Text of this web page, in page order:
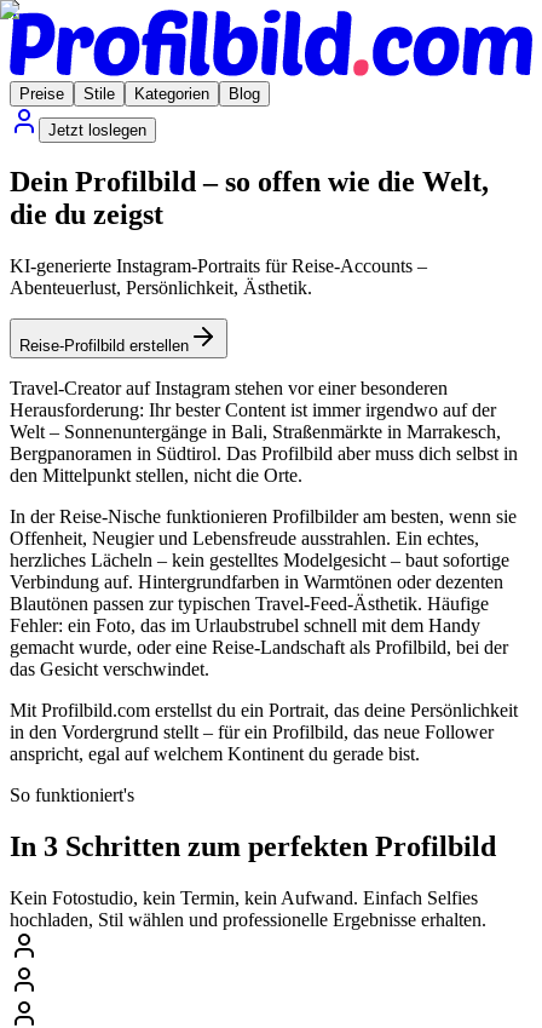
Preise Stile Kategorien
Blog
Jetzt loslegen
Dein Profilbild – so offen wie die Welt,
die du zeigst
KI-generierte Instagram-Portraits für Reise-Accounts –
Abenteuerlust, Persönlichkeit, Ästhetik.
Reise-Profilbild erstellen
Travel-Creator auf Instagram stehen vor einer besonderen
Herausforderung: Ihr bester Content ist immer irgendwo auf der
Welt – Sonnenuntergänge in Bali, Straßenmärkte in Marrakesch,
Bergpanoramen in Südtirol. Das Profilbild aber muss dich selbst in
den Mittelpunkt stellen, nicht die Orte.
In der Reise-Nische funktionieren Profilbilder am besten, wenn sie
Offenheit, Neugier und Lebensfreude ausstrahlen. Ein echtes,
herzliches Lächeln – kein gestelltes Modelgesicht – baut sofortige
Verbindung auf. Hintergrundfarben in Warmtönen oder dezenten
Blautönen passen zur typischen Travel-Feed-Ästhetik. Häufige
Fehler: ein Foto, das im Urlaubstrubel schnell mit dem Handy
gemacht wurde, oder eine Reise-Landschaft als Profilbild, bei der
das Gesicht verschwindet.
Mit Profilbild.com erstellst du ein Portrait, das deine Persönlichkeit
in den Vordergrund stellt – für ein Profilbild, das neue Follower
anspricht, egal auf welchem Kontinent du gerade bist.
So funktioniert's
In 3 Schritten zum perfekten Profilbild
Kein Fotostudio, kein Termin, kein Aufwand. Einfach Selfies
hochladen, Stil wählen und professionelle Ergebnisse erhalten.